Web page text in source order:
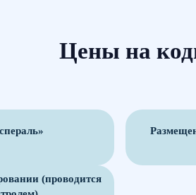
Цены на
(проводится